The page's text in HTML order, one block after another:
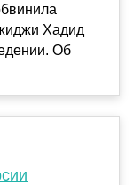
Хадид
Об